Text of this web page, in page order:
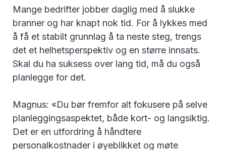
Mange bedrifter jobber daglig med å slukke
branner og har knapt nok tid. For å lykkes med
å få et stabilt grunnlag å ta neste steg, trengs
det et helhetsperspektiv og en større innsats.
Skal du ha suksess over lang tid, må du også
planlegge for det.
Magnus: «Du bør fremfor alt fokusere på selve
planleggingsaspektet, både kort- og langsiktig.
Det er en utfordring å håndtere
personalkostnader i øyeblikket og møte